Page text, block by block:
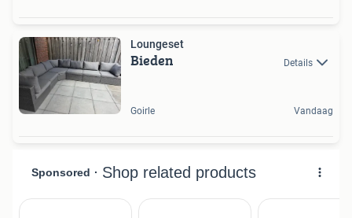
Loungeset
Bieden Details
Goirle Vandaag